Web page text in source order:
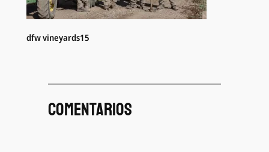
dfw vineyards15
Comentarios